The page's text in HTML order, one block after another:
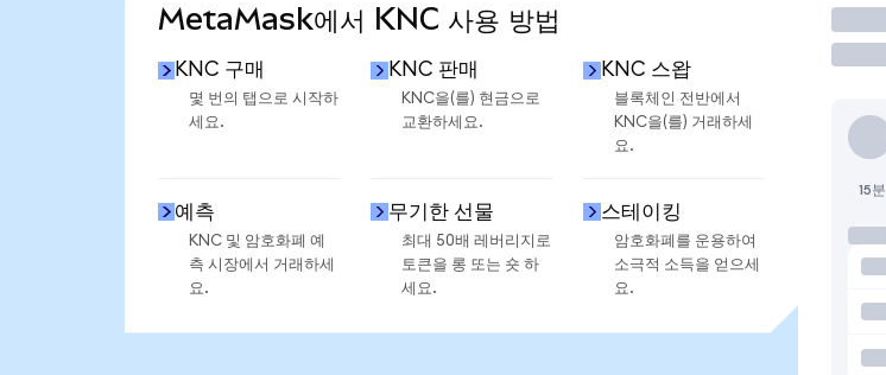
MetaMask에서 KNC 사용 방법
KNC 구매
몇 번의 탭으로 시작하
세요.
KNC 판매
KNC을(를) 현금으로
교환하세요.
KNC 스왑
블록체인 전반에서
KNC을(를) 거래하세
요.
예측
KNC 및 암호화폐 예
측 시장에서 거래하세
요.
무기한 선물
최대 50배 레버리지로
토큰을 롱 또는 숏 하
세요.
스테이킹
암호화폐를 운용하여
소극적 소득을 얻으세
요.
거래
15분